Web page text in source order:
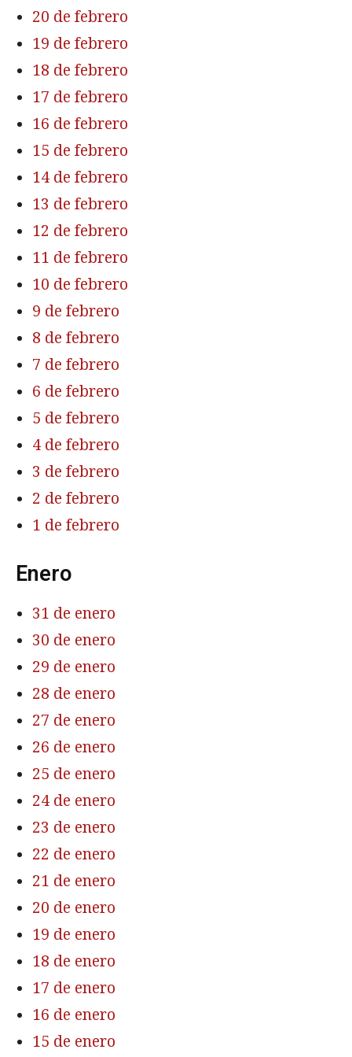
20 de febrero
19 de febrero
18 de febrero
17 de febrero
16 de febrero
15 de febrero
14 de febrero
13 de febrero
12 de febrero
11 de febrero
10 de febrero
9 de febrero
8 de febrero
7 de febrero
6 de febrero
5 de febrero
4 de febrero
3 de febrero
2 de febrero
1 de febrero
Enero
31 de enero
30 de enero
29 de enero
28 de enero
27 de enero
26 de enero
25 de enero
24 de enero
23 de enero
22 de enero
21 de enero
20 de enero
19 de enero
18 de enero
17 de enero
16 de enero
15 de enero